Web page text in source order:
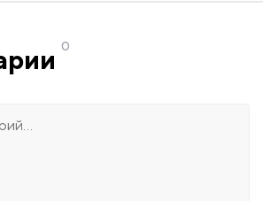
0